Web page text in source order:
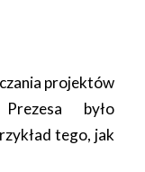
projektów
było
tego, jak